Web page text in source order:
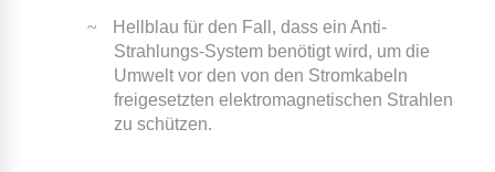
~
Hellblau für den Fall, dass ein Anti-
Strahlungs-System benötigt wird, um die
Umwelt vor den von den Stromkabeln
freigesetzten elektromagnetischen Strahlen
zu schützen.